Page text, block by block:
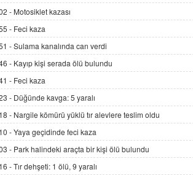
DR. EKREM ASLAN
Gerçek Ne, Algı Ne? "Beraber
Yürüyoruz" Cümlesinin Peşinden
19.07.2025 12:45
GÖNÜL MENEKŞE
Şifacının Yolu
04.11.2025 12:56
AV. RÜMEYSA ÖZKALE
Kira Uyuşmazlıklarında Dava Açmadan
Önce Arabulucuya Başvuru Şartı
- Motosiklet kazası
- Feci kaza
-Sulama kanalında can verdi
- Kayıp kişi serada ölü bulundu
- Feci kaza
- Düğünde kavga: 5 yaralı
- Nargile kömürü yüklü tır alevlere teslim oldu
-Yaya geçidinde feci kaza
- Park halindeki araçta bir kişi ölü bulundu
-Tır dehşeti: 1 ölü, 9 yaralı